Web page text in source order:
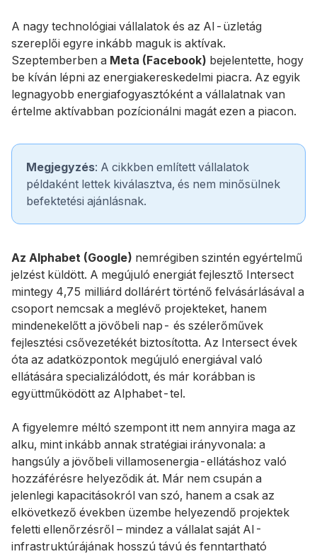
A nagy technológiai vállalatok és az AI-üzletág
szereplői egyre inkább maguk is aktívak.
Szeptemberben a Meta (Facebook) bejelentette, hogy
be kíván lépni az energiakereskedelmi piacra. Az egyik
legnagyobb energiafogyasztóként a vállalatnak van
értelme aktívabban pozícionálni magát ezen a piacon.
Megjegyzés: A cikkben említett vállalatok
példaként lettek kiválasztva, és nem minősülnek
befektetési ajánlásnak.
Az Alphabet (Google) nemrégiben szintén egyértelmű
jelzést küldött. A megújuló energiát fejlesztő Intersect
mintegy 4,75 milliárd dollárért történő felvásárlásával a
csoport nemcsak a meglévő projekteket, hanem
mindenekelőtt a jövőbeli nap- és szélerőművek
fejlesztési csővezetékét biztosította. Az Intersect évek
óta az adatközpontok megújuló energiával való
ellátására specializálódott, és már korábban is
együttműködött az Alphabet-tel.
A figyelemre méltó szempont itt nem annyira maga az
alku, mint inkább annak stratégiai irányvonala: a
hangsúly a jövőbeli villamosenergia-ellátáshoz való
hozzáférésre helyeződik át. Már nem csupán a
jelenlegi kapacitásokról van szó, hanem a csak az
elkövetkező években üzembe helyezendő projektek
feletti ellenőrzésről – mindez a vállalat saját AI-
infrastruktúrájának hosszú távú és fenntartható